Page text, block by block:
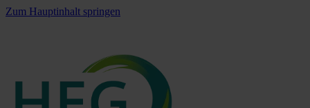
Zum Hauptinhalt springen